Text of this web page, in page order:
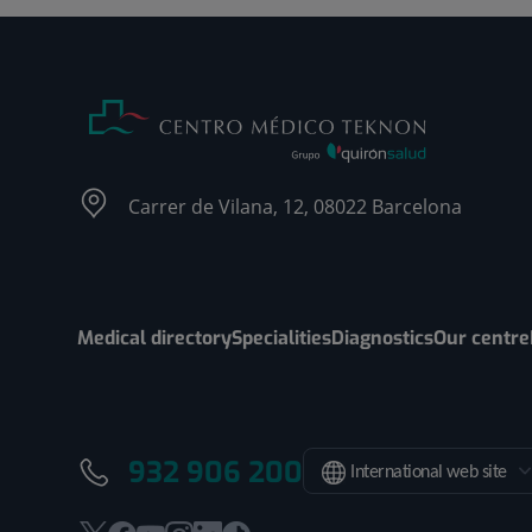
Carrer de Vilana, 12, 08022 Barcelona
Medical directorySpecialitiesDiagnosticsOur centre
932 906 200 International web site